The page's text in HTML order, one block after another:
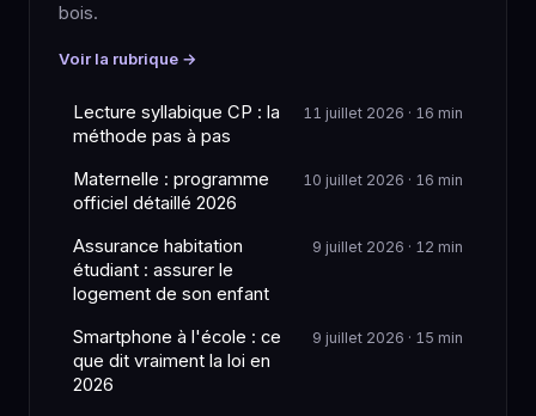
bois.
Voir la rubrique →
Lecture syllabique CP : la
méthode pas à pas
11 juillet 2026 · 16 min
Maternelle : programme
officiel détaillé 2026
10 juillet 2026 · 16 min
Assurance habitation
étudiant : assurer le
logement de son enfant
9 juillet 2026 · 12 min
Smartphone à l'école : ce
que dit vraiment la loi en
2026
9 juillet 2026 · 15 min